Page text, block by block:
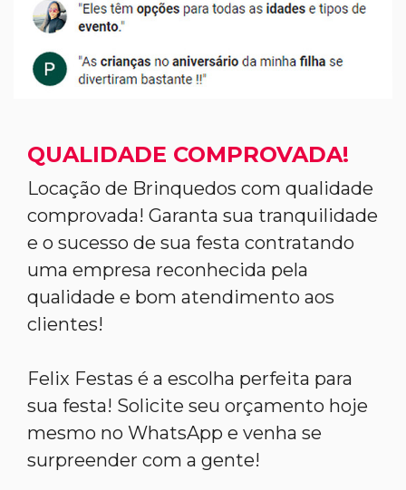
QUALIDADE COMPROVADA!
Locação de Brinquedos com qualidade
comprovada! Garanta sua tranquilidade
e o sucesso de sua festa contratando
uma empresa reconhecida pela
qualidade e bom atendimento aos
clientes!
Felix Festas é a escolha perfeita para
sua festa! Solicite seu orçamento hoje
mesmo no WhatsApp e venha se
surpreender com a gente!